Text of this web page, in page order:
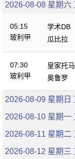
2026-08-08 星期六
05:15
玻利甲
学术DB
瓜比拉
07:30
玻利甲
皇家托
奥鲁罗
2026-08-09 星期日
2026-08-10 星期一
2026-08-11 星期二
2026-08-12 星期三